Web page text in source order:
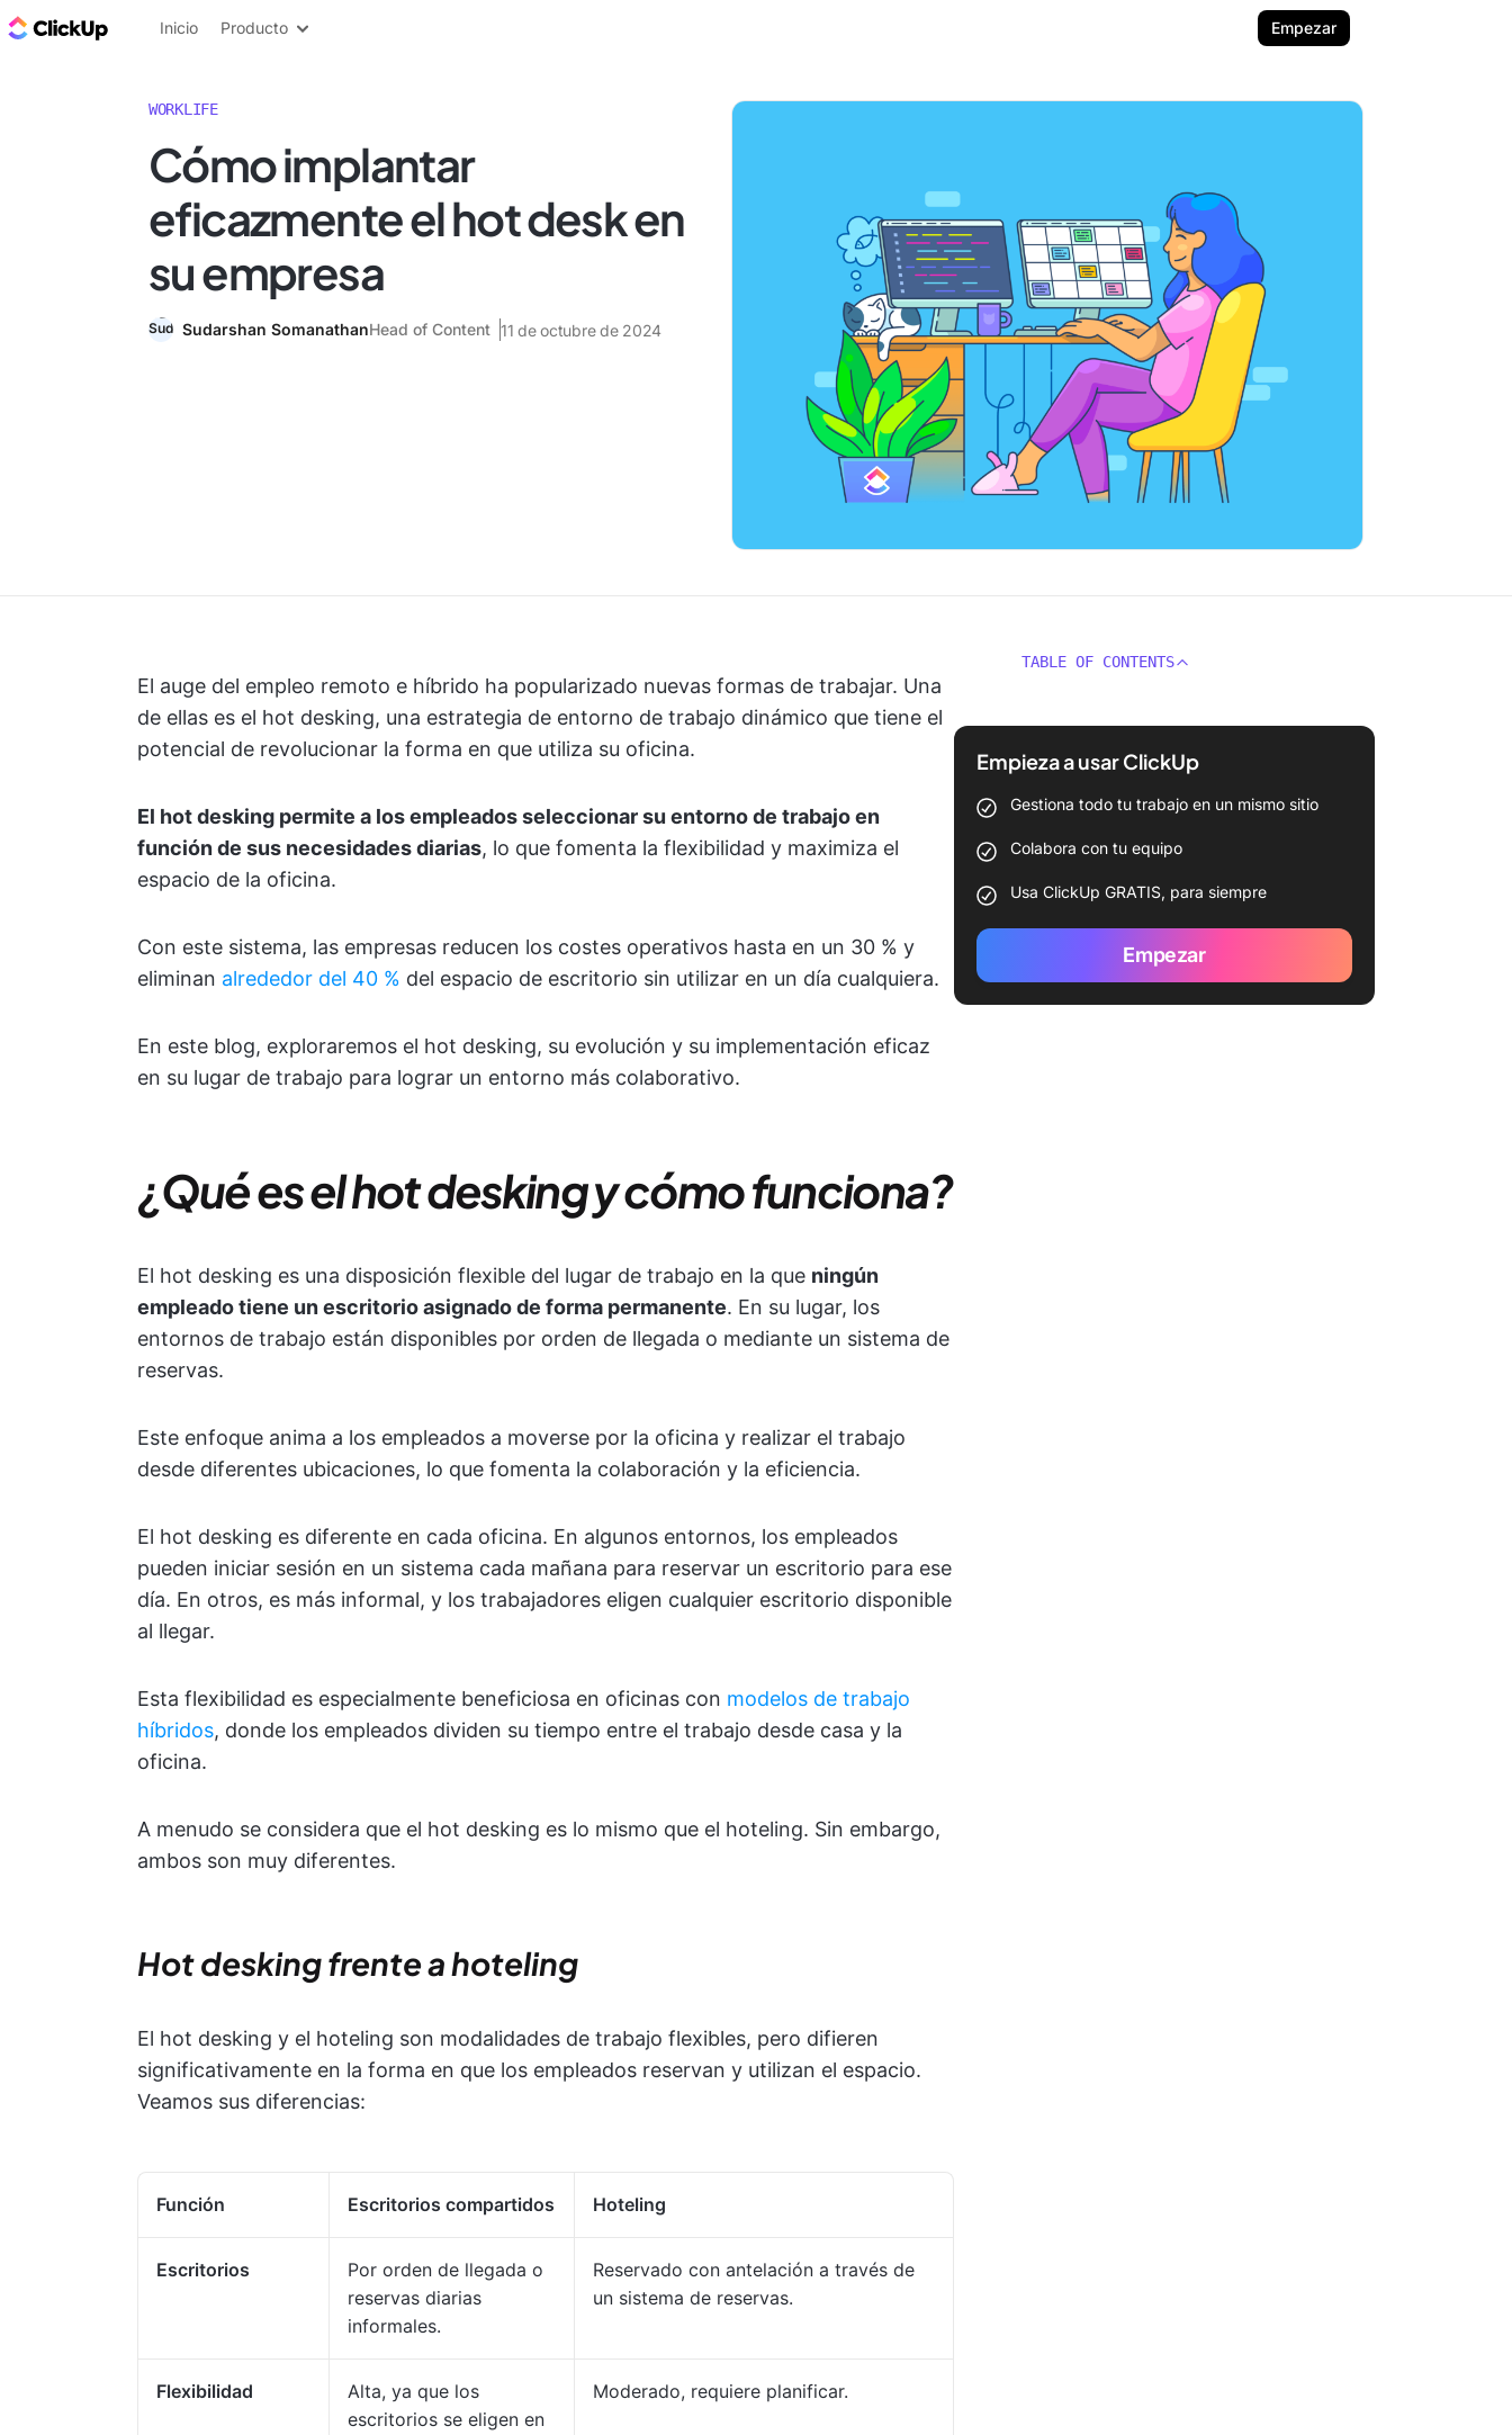
ClickUp Blog
Inicio Producto Empezar
WORKLIFE
Cómo implantar
eficazmente el hot desk en
su empresa
Sudarshan SomanathanHead of Content 11 de octubre de 2024
El auge del empleo remoto e híbrido ha popularizado nuevas formas de trabajar. Una
de ellas es el hot desking, una estrategia de entorno de trabajo dinámico que tiene el
potencial de revolucionar la forma en que utiliza su oficina.
El hot desking permite a los empleados seleccionar su entorno de trabajo en
función de sus necesidades diarias, lo que fomenta la flexibilidad y maximiza el
espacio de la oficina.
Con este sistema, las empresas reducen los costes operativos hasta en un 30 % y
eliminan alrededor del 40 % del espacio de escritorio sin utilizar en un día cualquiera.
En este blog, exploraremos el hot desking, su evolución y su implementación eficaz
en su lugar de trabajo para lograr un entorno más colaborativo.
¿Qué es el hot desking y cómo funciona?
El hot desking es una disposición flexible del lugar de trabajo en la que ningún
empleado tiene un escritorio asignado de forma permanente. En su lugar, los
entornos de trabajo están disponibles por orden de llegada o mediante un sistema de
reservas.
Este enfoque anima a los empleados a moverse por la oficina y realizar el trabajo
desde diferentes ubicaciones, lo que fomenta la colaboración y la eficiencia.
El hot desking es diferente en cada oficina. En algunos entornos, los empleados
pueden iniciar sesión en un sistema cada mañana para reservar un escritorio para ese
día. En otros, es más informal, y los trabajadores eligen cualquier escritorio disponible
al llegar.
Esta flexibilidad es especialmente beneficiosa en oficinas con modelos de trabajo
híbridos, donde los empleados dividen su tiempo entre el trabajo desde casa y la
oficina.
A menudo se considera que el hot desking es lo mismo que el hoteling. Sin embargo,
ambos son muy diferentes.
Hot desking frente a hoteling
El hot desking y el hoteling son modalidades de trabajo flexibles, pero difieren
significativamente en la forma en que los empleados reservan y utilizan el espacio.
Veamos sus diferencias:
Función Escritorios compartidos Hoteling
Escritorios
Por orden de llegada o
reservas diarias
informales.
Reservado con antelación a través de
un sistema de reservas.
Flexibilidad
Alta, ya que los
escritorios se eligen en
Moderado, requiere planificar.
TABLE OF CONTENTS
Empieza a usar ClickUp
Gestiona todo tu trabajo en un mismo sitio
Colabora con tu equipo
Usa ClickUp GRATIS, para siempre
Empezar